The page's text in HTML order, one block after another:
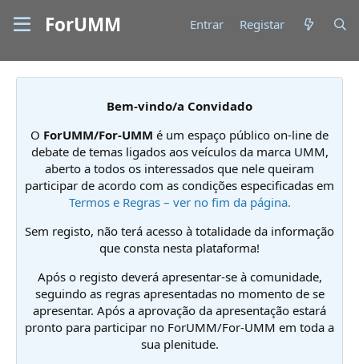
ForUMM Entrar Registar
Bem-vindo/a Convidado
O ForUMM/For-UMM é um espaço público on-line de
debate de temas ligados aos veículos da marca UMM,
aberto a todos os interessados que nele queiram
participar de acordo com as condições especificadas em
Termos e Regras – ver no fim da página.
Sem registo, não terá acesso à totalidade da informação
que consta nesta plataforma!
Após o registo deverá apresentar-se à comunidade,
seguindo as regras apresentadas no momento de se
apresentar. Após a aprovação da apresentação estará
pronto para participar no ForUMM/For-UMM em toda a
sua plenitude.